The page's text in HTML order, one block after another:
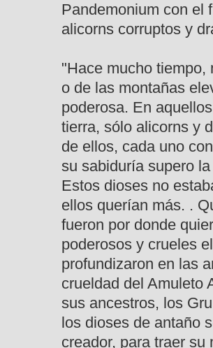
Pandemonium con el
alicorns corruptos y
"Hace mucho
o de las montañas
poderosa. En
tierra, sólo alicorns y
de ellos, cada uno
su sabiduría supero
Estos dioses no
ellos querían más. .
fueron por donde
poderosos y crueles
profundizaron en las
crueldad del Amuleto
sus ancestros, los
los dioses de antaño
creador, para traer